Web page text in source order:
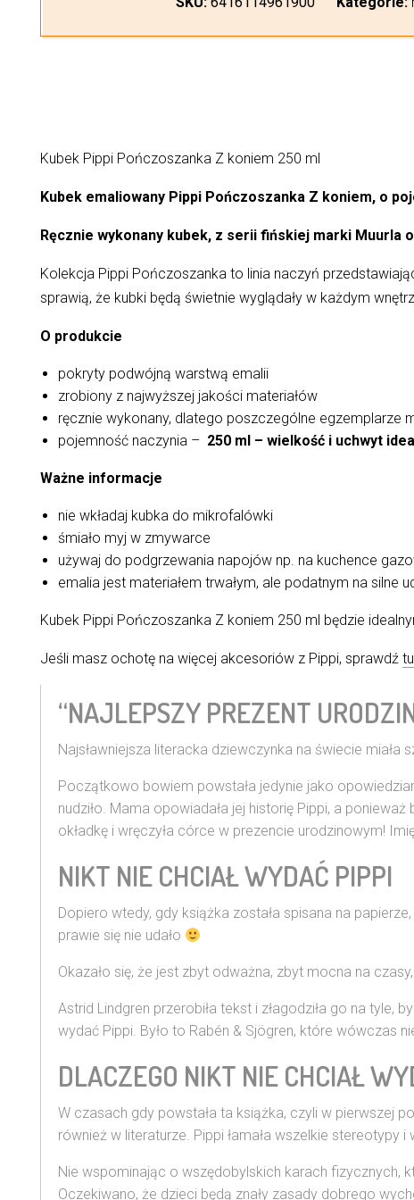
Kubek Pippi Pończoszanka Z koniem 250 ml
Kubek emaliowany Pippi Pończoszanka Z koniem, o
Ręcznie wykonany kubek, z serii fińskiej marki Muurla
Kolekcja Pippi Pończoszanka to linia naczyń
sprawią, że kubki będą świetnie wyglądały w każdym
O produkcie
pokryty podwójną warstwą emalii
zrobiony z najwyższej jakości materiałów
ręcznie wykonany, dlatego poszczególne egzemplarze
pojemność naczynia – 250 ml – wielkość i uchwyt
Ważne informacje
nie wkładaj kubka do mikrofalówki
śmiało myj w zmywarce
używaj do podgrzewania napojów np. na kuchence
emalia jest materiałem trwałym, ale podatnym na silne
Kubek Pippi Pończoszanka Z koniem 250 ml będzie
Jeśli masz ochotę na więcej akcesoriów z Pippi, sprawdź tu
“NAJLEPSZY PREZENT
Najsławniejsza literacka dziewczynka na świecie
Początkowo bowiem powstała jedynie jako
nudziło. Mama opowiadała jej historię Pippi, a
okładkę i wręczyła córce w prezencie urodzinowym!
NIKT NIE CHCIAŁ WYDAĆ PIPPI
Dopiero wtedy, gdy książka została spisana na
prawie się nie udało
Okazało się, że jest zbyt odważna, zbyt mocna na
Astrid Lindgren przerobiła tekst i złagodziła go na tyle,
wydać Pippi. Było to Rabén & Sjögren, które wówczas
DLACZEGO NIKT NIE CHCIAŁ
W czasach gdy powstała ta książka, czyli w pierwszej
również w literaturze. Pippi łamała wszelkie
Nie wspominając o wszędobylskich karach fizycznych,
Oczekiwano, że dzieci będą znały zasady dobrego